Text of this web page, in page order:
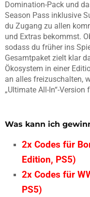
Domination-Pack und
Season Pass inklusive
du Zugang zu allen
und Extras bekommst.
sodass du früher ins
Gesamtpaket zielt klar
Ökosystem in einer
an alles freizuschalten,
„Ultimate All-In“-
Was kann ich
2x Codes für
Edition, PS5)
2x Codes für
PS5)